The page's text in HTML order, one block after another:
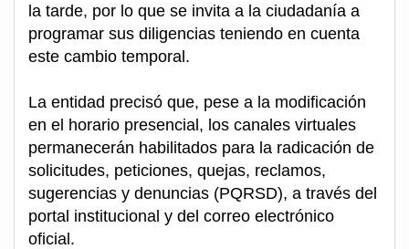
la tarde, por lo que se invita a la ciudadanía a
programar sus diligencias teniendo en cuenta
este cambio temporal.
La entidad precisó que, pese a la modificación
en el horario presencial, los canales virtuales
permanecerán habilitados para la radicación de
solicitudes, peticiones, quejas, reclamos,
sugerencias y denuncias (PQRSD), a través del
portal institucional y del correo electrónico
oficial.